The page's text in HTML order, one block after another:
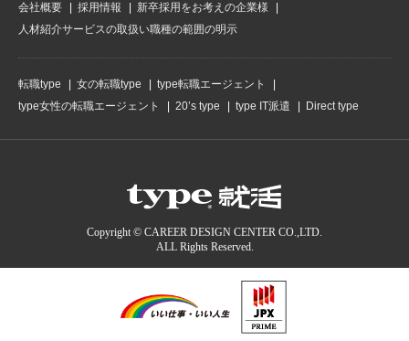
会社概要 採用情報
新卒採用をお考えの企業様
人材紹介サービスの取扱い職種の範囲の明示
転職type 女の転職type
type転職エージェント
type女性の転職エージェント
20’s type type IT派遣 Direct type
Copyright © CAREER DESIGN CENTER CO.,LTD.
ALL Rights Reserved.